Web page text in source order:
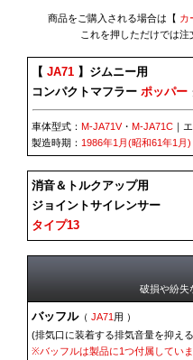
商品をご購入される場合は【 カ
これを押しただけでは
【JA71 】ジムニー用
コンパクトマフラーポッパー
車体型式：M-JA71V・M-JA71C ｜
製造時期： 1986年1月(昭和61年1月)
消音＆トルクアップ用
ジョイントサイレンサー
タイプ13
破損や紛失
バッフル（JA71 用 ）
(排気口に装着する排気音量を抑え
※バッフルは製品に1つ付属してい